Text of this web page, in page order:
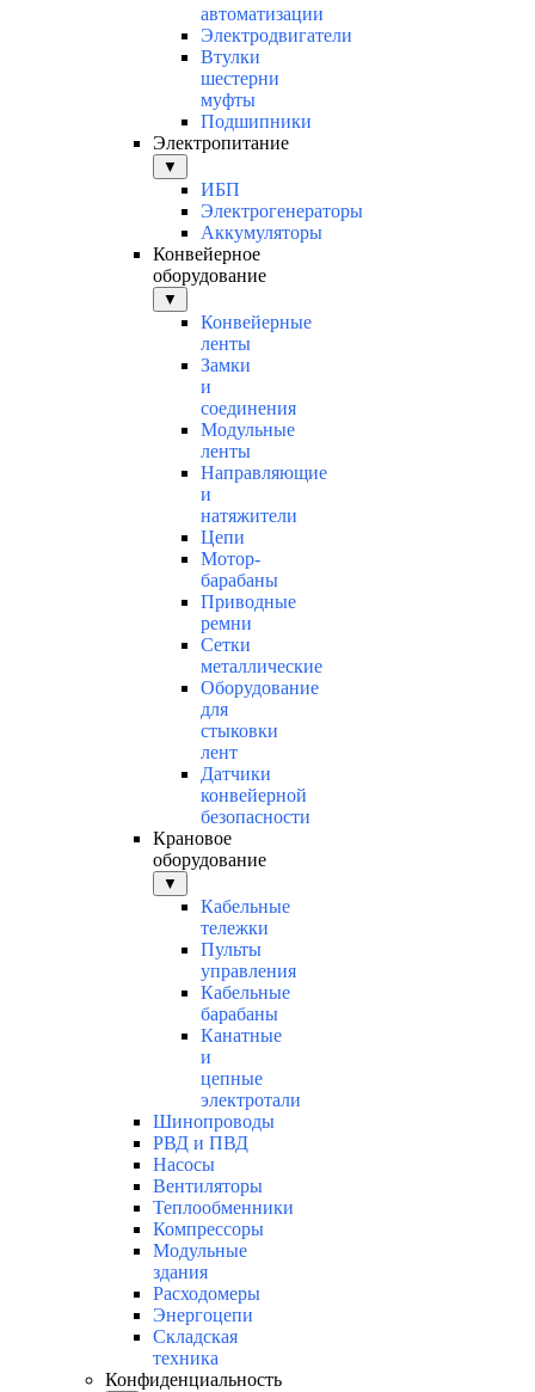
автоматизации
Электродвигатели
Втулки
шестерни
муфты
Подшипники
Электропитание
▼
ИБП
Электрогенераторы
Аккумуляторы
Конвейерное
оборудование
▼
Конвейерные
ленты
Замки
и
соединения
Модульные
ленты
Направляющие
и
натяжители
Цепи
Мотор-
барабаны
Приводные
ремни
Сетки
металлические
Оборудование
для
стыковки
лент
Датчики
конвейерной
безопасности
Крановое
оборудование
▼
Кабельные
тележки
Пульты
управления
Кабельные
барабаны
Канатные
и
цепные
электротали
Шинопроводы
РВД и ПВД
Насосы
Вентиляторы
Теплообменники
Компрессоры
Модульные
здания
Расходомеры
Энергоцепи
Складская
техника
Конфиденциальность